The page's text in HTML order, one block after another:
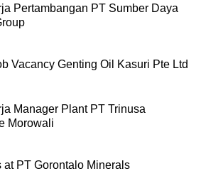
Pertambangan PT Sumber Daya
Vacancy Genting Oil Kasuri Pte Ltd
Manager Plant PT Trinusa
Morowali
at PT Gorontalo Minerals